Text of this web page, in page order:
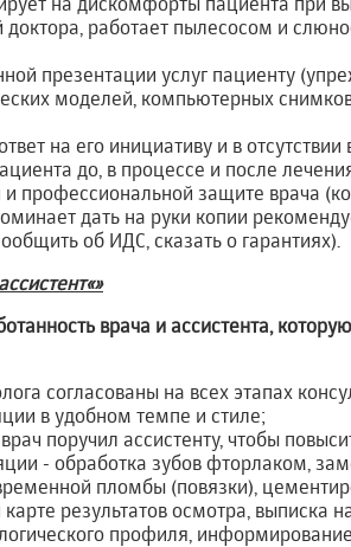
работает пылесосом и
презентации услуг пациенту
моделей, компьютерных
на его инициативу и в отсутствии
до, в процессе и после
профессиональной защите врача
дать на руки копии
об ИДС, сказать о гарантиях).
врача и ассистента,
согласованы на всех этапах
в удобном темпе и стиле;
поручил ассистенту, чтобы
- обработка зубов фторлаком,
пломбы (повязки),
результатов осмотра, выписка
профиля,